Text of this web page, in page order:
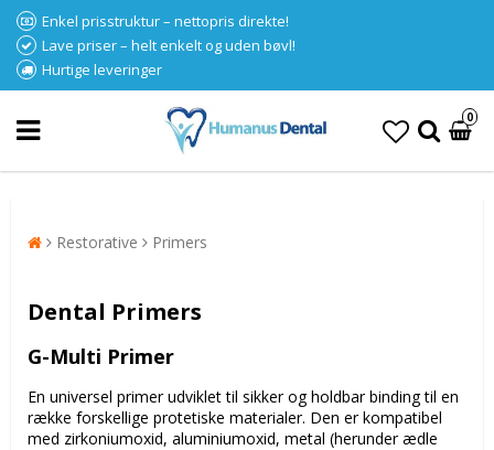
Enkel prisstruktur – nettopris direkte!
Lave priser – helt enkelt og uden bøvl!
Hurtige leveringer
0
Restorative Primers
Dental Primers
G-Multi Primer
En universel primer udviklet til sikker og holdbar binding til en
række forskellige protetiske materialer. Den er kompatibel
med zirkoniumoxid, aluminiumoxid, metal (herunder ædle